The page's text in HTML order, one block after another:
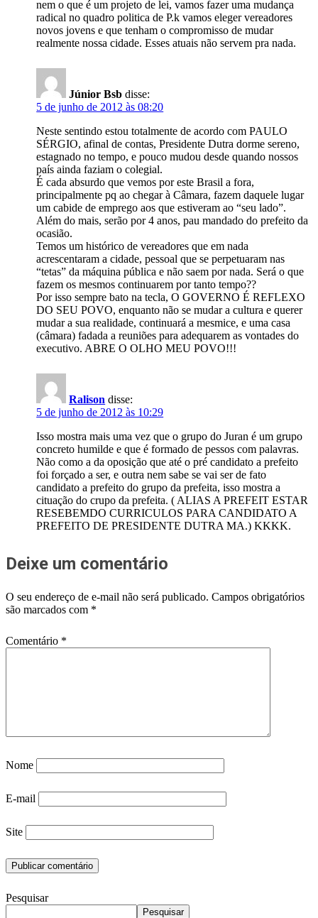
nem o que é um projeto de lei, vamos fazer uma mudança
radical no quadro politica de P.k vamos eleger vereadores
novos jovens e que tenham o compromisso de mudar
realmente nossa cidade. Esses atuais não servem pra nada.
Júnior Bsb disse:
5 de junho de 2012 às 08:20
Neste sentindo estou totalmente de acordo com PAULO
SÉRGIO, afinal de contas, Presidente Dutra dorme sereno,
estagnado no tempo, e pouco mudou desde quando nossos
país ainda faziam o colegial.
É cada absurdo que vemos por este Brasil a fora,
principalmente pq ao chegar à Câmara, fazem daquele lugar
um cabide de emprego aos que estiveram ao “seu lado”.
Além do mais, serão por 4 anos, pau mandado do prefeito da
ocasião.
Temos um histórico de vereadores que em nada
acrescentaram a cidade, pessoal que se perpetuaram nas
“tetas” da máquina pública e não saem por nada. Será o que
fazem os mesmos continuarem por tanto tempo??
Por isso sempre bato na tecla, O GOVERNO É REFLEXO
DO SEU POVO, enquanto não se mudar a cultura e querer
mudar a sua realidade, continuará a mesmice, e uma casa
(câmara) fadada a reuniões para adequarem as vontades do
executivo. ABRE O OLHO MEU POVO!!!
Ralison disse:
5 de junho de 2012 às 10:29
Isso mostra mais uma vez que o grupo do Juran é um grupo
concreto humilde e que é formado de pessos com palavras.
Não como a da oposição que até o pré candidato a prefeito
foi forçado a ser, e outra nem sabe se vai ser de fato
candidato a prefeito do grupo da prefeita, isso mostra a
cituação do crupo da prefeita. ( ALIAS A PREFEIT ESTAR
RESEBEMDO CURRICULOS PARA CANDIDATO A
PREFEITO DE PRESIDENTE DUTRA MA.) KKKK.
Deixe um comentário
O seu endereço de e-mail não será publicado. Campos obrigatórios
são marcados com *
Comentário *
Nome
E-mail
Site
Pesquisar
Pesquisar